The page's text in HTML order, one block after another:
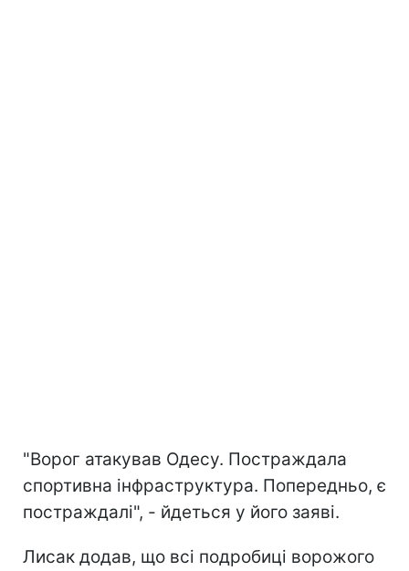
"Ворог атакував Одесу. Постраждала
спортивна інфраструктура. Попередньо, є
постраждалі", - йдеться у його заяві.
Лисак додав, що всі подробиці ворожого